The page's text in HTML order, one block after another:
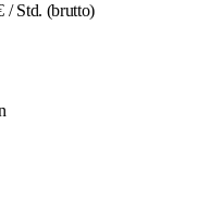
/ Std. (brutto)